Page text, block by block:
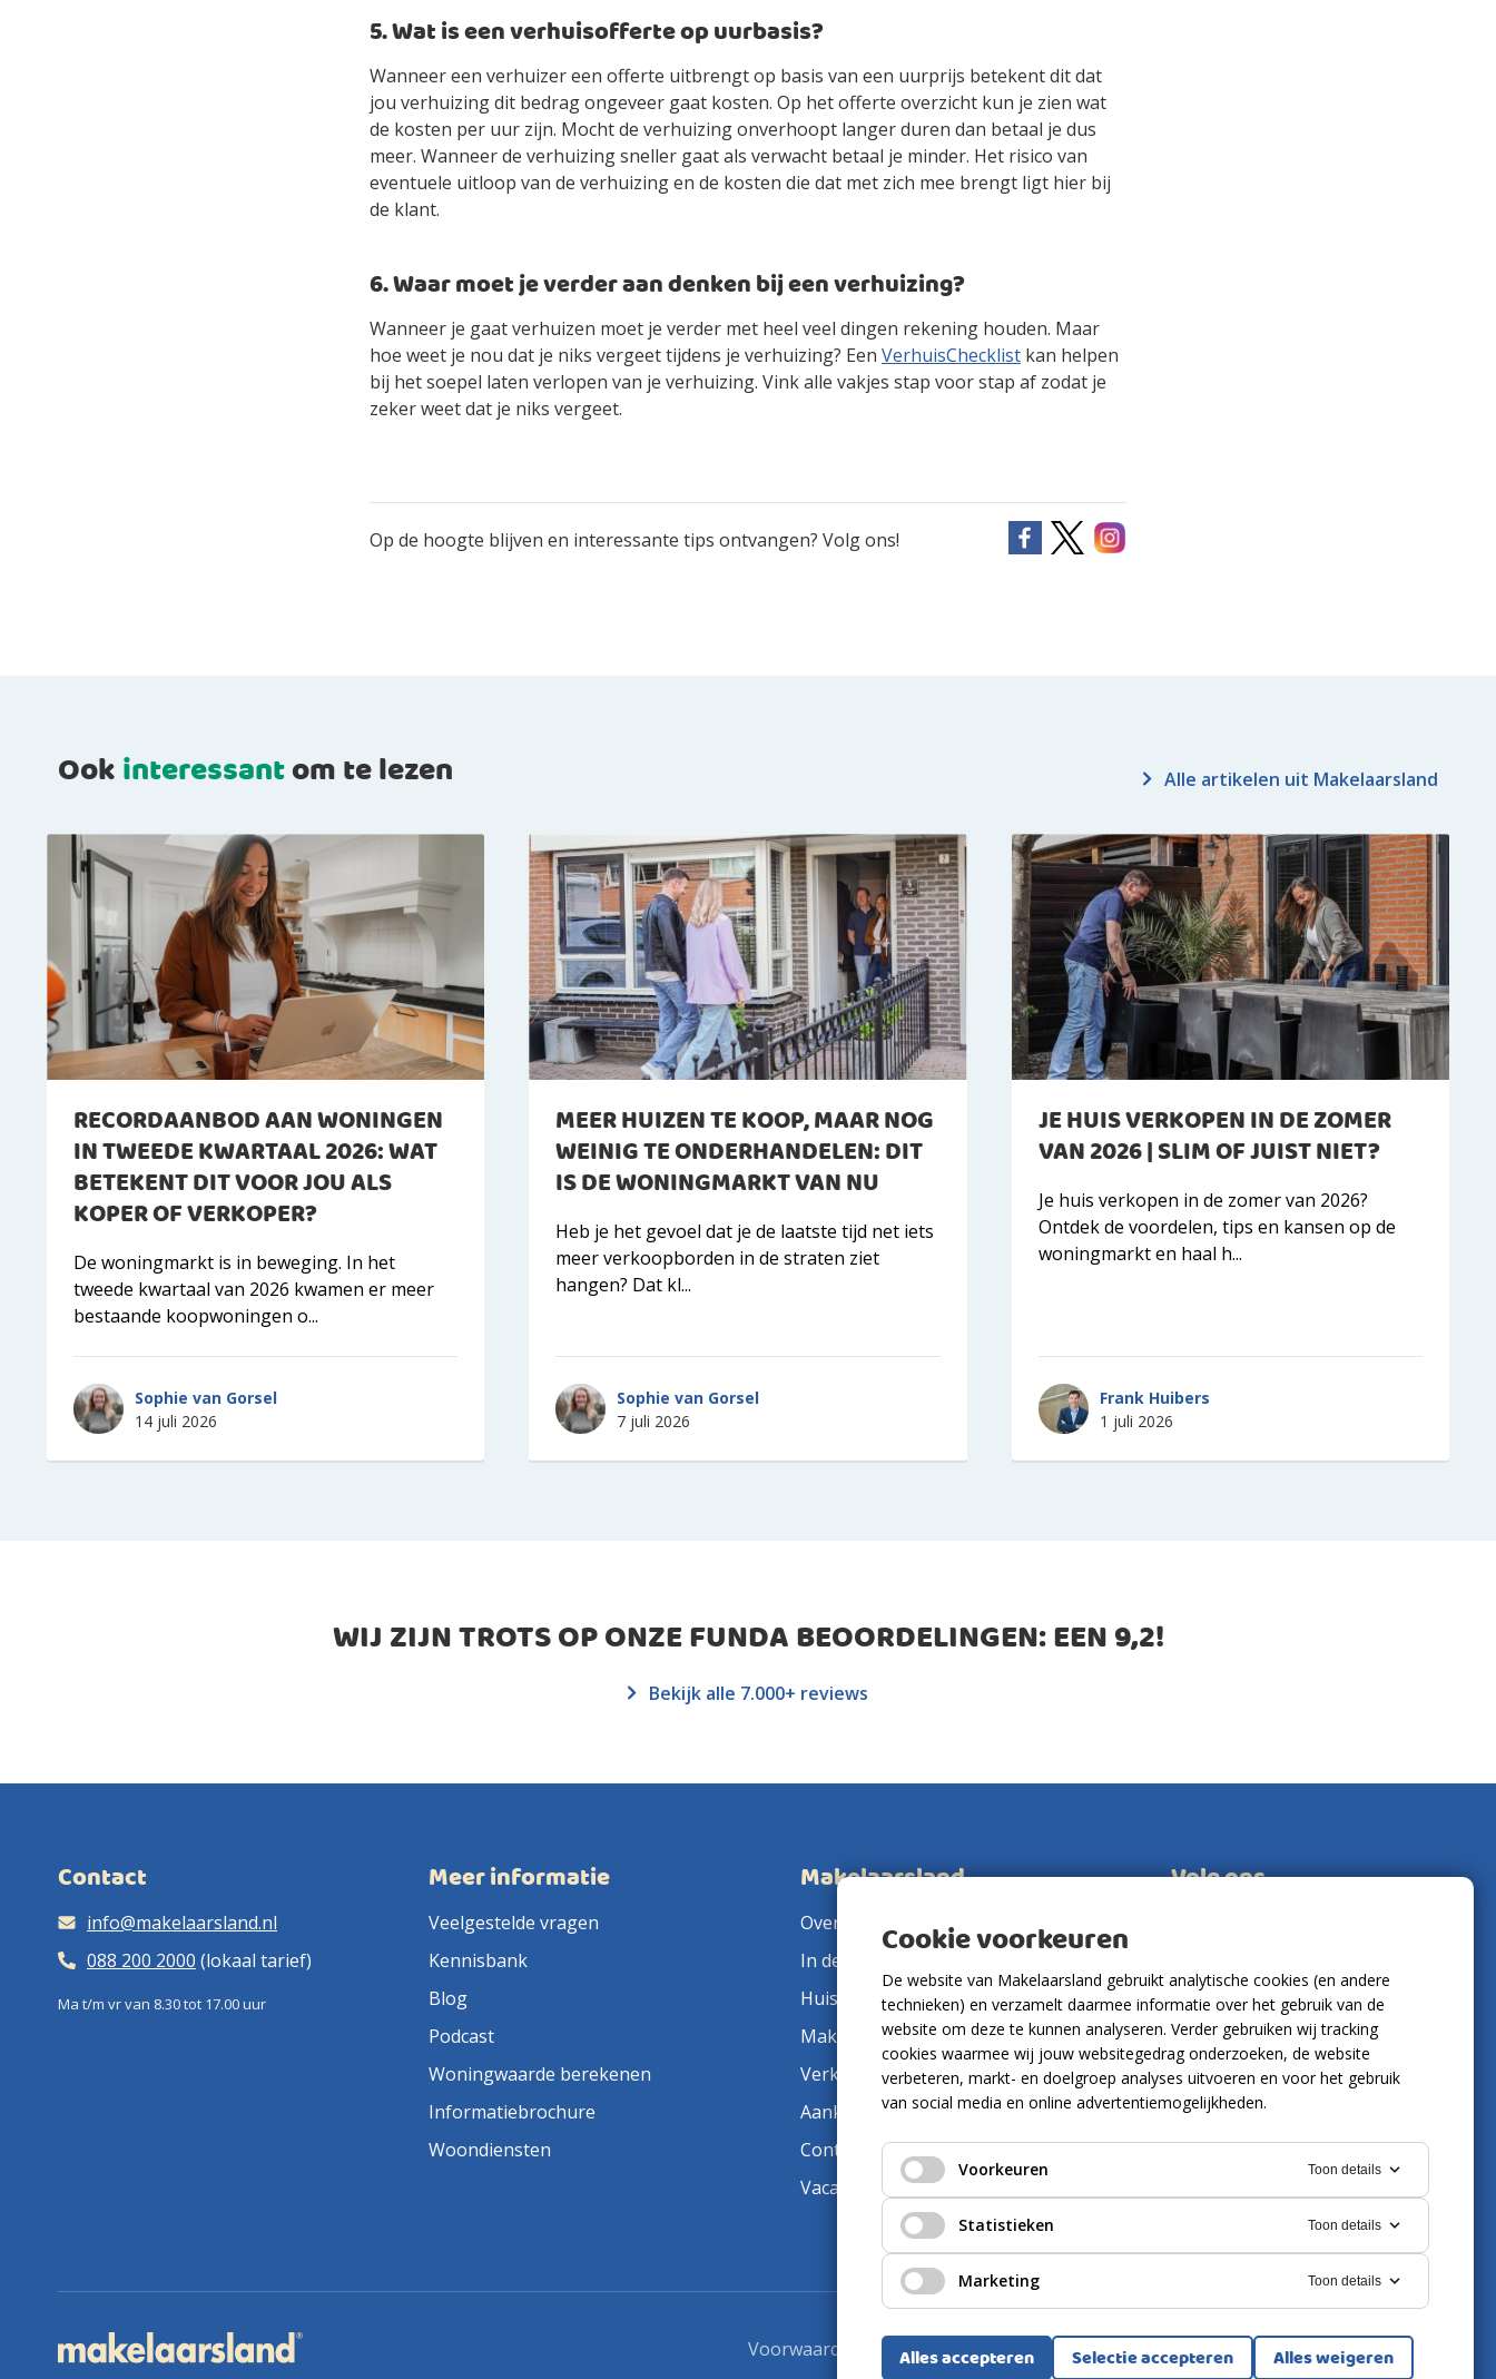
5. Wat is een verhuisofferte op uurbasis?
Wanneer een verhuizer een offerte uitbrengt op basis van een uurprijs betekent dit dat
jou verhuizing dit bedrag ongeveer gaat kosten. Op het offerte overzicht kun je zien wat
de kosten per uur zijn. Mocht de verhuizing onverhoopt langer duren dan betaal je dus
meer. Wanneer de verhuizing sneller gaat als verwacht betaal je minder. Het risico van
eventuele uitloop van de verhuizing en de kosten die dat met zich mee brengt ligt hier bij
de klant.
6. Waar moet je verder aan denken bij een verhuizing?
Wanneer je gaat verhuizen moet je verder met heel veel dingen rekening houden. Maar
hoe weet je nou dat je niks vergeet tijdens je verhuizing? Een VerhuisChecklist kan helpen
bij het soepel laten verlopen van je verhuizing. Vink alle vakjes stap voor stap af zodat je
zeker weet dat je niks vergeet.
Op de hoogte blijven en interessante tips ontvangen? Volg ons!
Ookinteressantom te lezen Alle artikelen uit Makelaarsland
RECORDAANBOD AAN WONINGEN
IN TWEEDE KWARTAAL 2026: WAT
BETEKENT DIT VOOR JOU ALS
KOPER OF VERKOPER?
De woningmarkt is in beweging. In het
tweede kwartaal van 2026 kwamen er meer
bestaande koopwoningen o...
Sophie van Gorsel
14 juli 2026
MEER HUIZEN TE KOOP, MAAR NOG
WEINIG TE ONDERHANDELEN: DIT
IS DE WONINGMARKT VAN NU
Heb je het gevoel dat je de laatste tijd net iets
meer verkoopborden in de straten ziet
hangen? Dat kl...
Sophie van Gorsel
7 juli 2026
JE HUIS VERKOPEN IN DE ZOMER
VAN 2026 | SLIM OF JUIST NIET?
Je huis verkopen in de zomer van 2026?
Ontdek de voordelen, tips en kansen op de
woningmarkt en haal h...
Frank Huibers
1 juli 2026
WIJ ZIJN TROTS OP ONZE FUNDA BEOORDELINGEN: EEN9,2!
Bekijk alle 7.000+ reviews
Contact
info@makelaarsland.nl
088 200 2000 (lokaal tarief)
Ma t/m vr van 8.30 tot 17.00 uur
Meer informatie
Veelgestelde vragen
Kennisbank
Blog
Podcast
Woningwaarde berekenen
Informatiebrochure
Woondiensten
Makelaarsland
Over ons
In de pers
Huis verkopen
Makelaar in de buurt
Verkoopmakelaar
Aankoopmakelaar
Contact
Vacatures
Volg ons
Voorwaarden Privacyverklaring Cookies
Cookie voorkeuren
De website van Makelaarsland gebruikt analytische cookies (en andere
technieken) en verzamelt daarmee informatie over het gebruik van de
website om deze te kunnen analyseren. Verder gebruiken wij tracking
cookies waarmee wij jouw websitegedrag onderzoeken, de website
verbeteren, markt- en doelgroep analyses uitvoeren en voor het gebruik
van social media en online advertentiemogelijkheden.
Voorkeuren Toon details
Statistieken Toon details
Marketing Toon details
Alles accepteren Selectie accepteren Alles weigeren